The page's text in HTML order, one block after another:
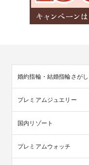
婚約指輪・結婚指輪さがし
プレミアムジュエリー
国内リゾート
プレミアムウォッチ